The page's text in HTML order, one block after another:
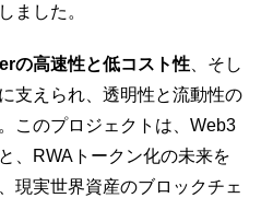
しました。
の高速性と低コスト性 、そし
支えられ、透明性と流動性の
このプロジェクトは、Web3
、RWAトークン化の未来を
現実世界資産のブロックチェ